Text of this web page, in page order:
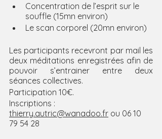
Concentration de l’esprit sur le
souffle (15mn environ)
Le scan corporel (20mn environ)
Les participants recevront par mail les
deux méditations enregistrées afin de
pouvoir s’entrainer entre deux
séances collectives.
Participation 10€.
Inscriptions :
thierry.autric@wanadoo.fr ou 06 10
79 54 28